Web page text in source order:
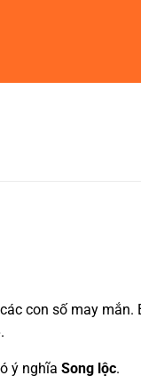
con số may
ý nghĩa Song lộc.